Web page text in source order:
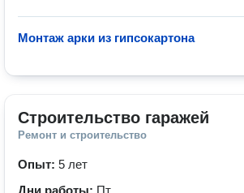
Монтаж арки из гипсокартона
Строительство гаражей
Ремонт и строительство
Опыт: 5 лет
Дни работы: Пт